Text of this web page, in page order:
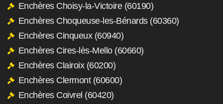
Enchères Choisy-la-Victoire (60190)
Enchères Choqueuse-les-Bénards (60360)
Enchères Cinqueux (60940)
Enchères Cires-lès-Mello (60660)
Enchères Clairoix (60200)
Enchères Clermont (60600)
Enchères Coivrel (60420)